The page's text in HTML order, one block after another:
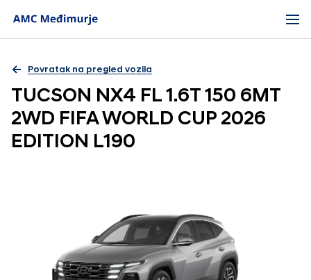
Povratak na pregled vozila
TUCSON NX4 FL 1.6T 150 6MT
2WD FIFA WORLD CUP 2026
EDITION L190